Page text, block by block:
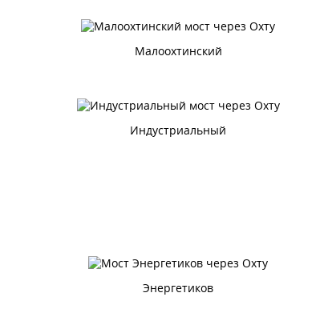
Малоохтинский
Индустриальный
Энергетиков